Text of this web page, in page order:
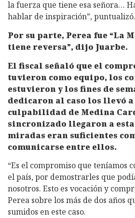
la fuerza que tiene esa señora…
hablar de inspiración”, puntualizó.
Por su parte, Perea fue “La
tiene reversa”, dijo Juarbe.
El fiscal señaló que el
tuvieron como equipo, los
estuvieron y los fines de
dedicaron al caso los llevó
culpabilidad de Medina
sincronizado llegaron a
miradas eran suficientes
comunicarse entre ellos.
“Es el compromiso que teníamos
el país, por demostrarles que
nosotros. Esto es vocación y
Perea sobre los más de dos años
sumidos en este caso.